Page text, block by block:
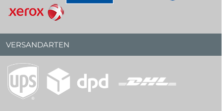
VERSANDARTEN